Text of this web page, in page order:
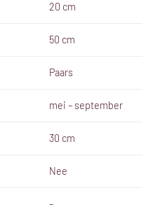
20 cm
50 cm
Paars
mei – september
30 cm
Nee
–